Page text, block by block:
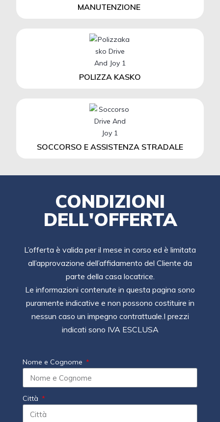
MANUTENZIONE
POLIZZA KASKO
SOCCORSO E ASSISTENZA STRADALE
CONDIZIONI
DELL'OFFERTA
L’offerta è valida per il mese in corso ed è limitata
all’approvazione dell’affidamento del Cliente da
parte della casa locatrice.
Le informazioni contenute in questa pagina sono
puramente indicative e non possono costituire in
nessun caso un impegno contrattuale.I prezzi
indicati sono IVA ESCLUSA
Nome e Cognome
Città